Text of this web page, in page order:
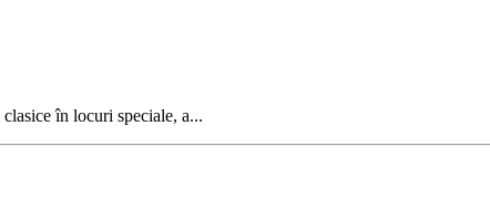
în locuri speciale, a...